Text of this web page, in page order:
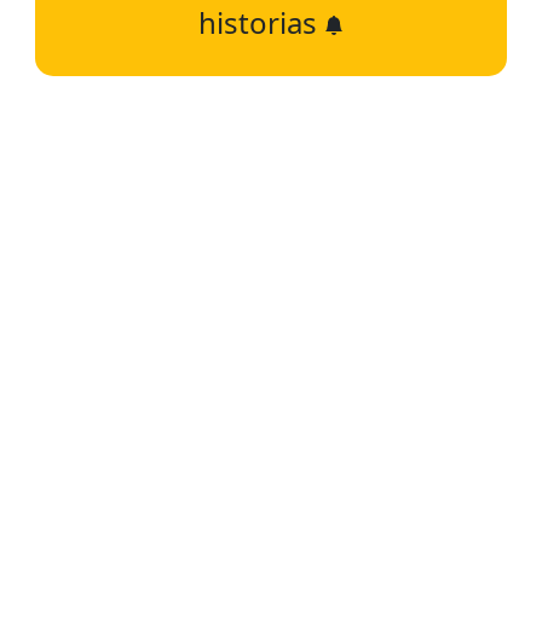
historias